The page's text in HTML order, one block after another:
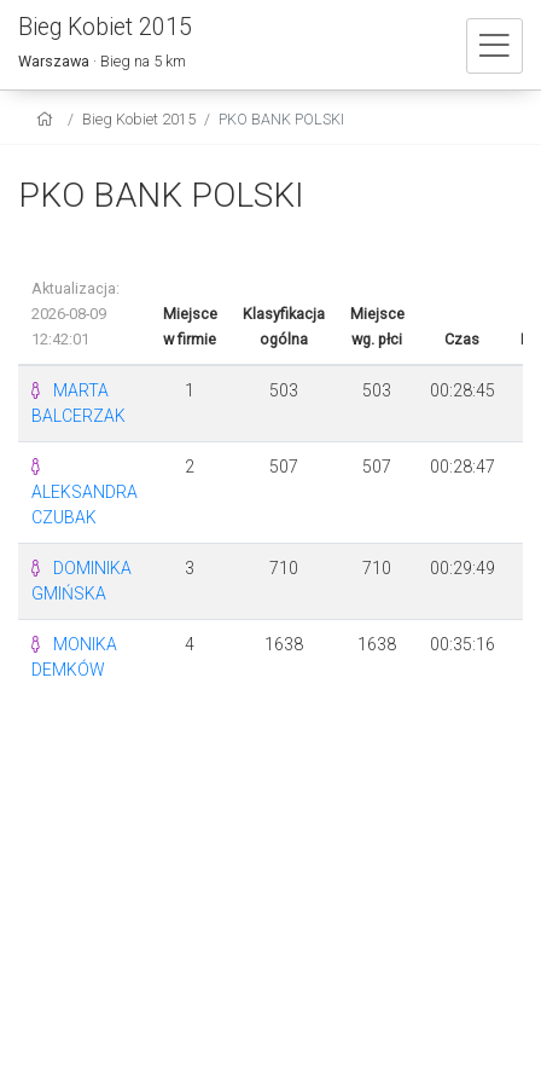
Bieg Kobiet 2015
Warszawa · Bieg na 5 km
Bieg Kobiet 2015 PKO BANK POLSKI
PKO BANK POLSKI
Aktualizacja:
2026-08-09
12:42:01
Miejsce
w firmie
Klasyfikacja
ogólna
Miejsce
wg. płci
Czas
MARTA
BALCERZAK
1 503 503 00:28:45
ALEKSANDRA
CZUBAK
2 507 507 00:28:47
DOMINIKA
GMIŃSKA
3 710 710 00:29:49
MONIKA
DEMKÓW
4 1638 1638 00:35:16